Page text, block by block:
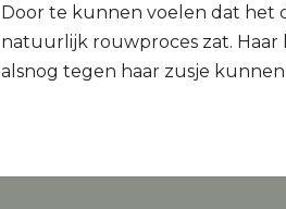
Door te kunnen voelen dat het
natuurlijk rouwproces zat.
alsnog tegen haar zusje kunnen